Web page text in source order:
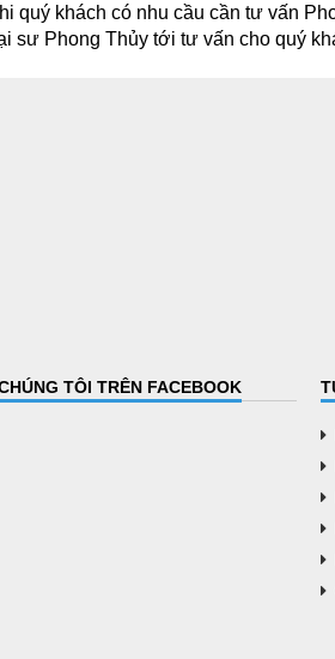
quý khách có nhu cầu cần tư vấn
sư Phong Thủy tới tư vấn cho quý
TÔI TRÊN FACEBOOK